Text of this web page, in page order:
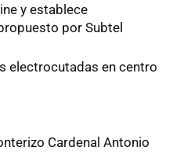
y establece
por Subtel
electrocutadas en centro
Cardenal Antonio